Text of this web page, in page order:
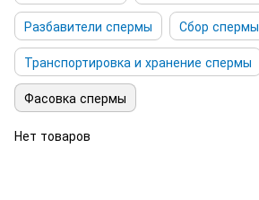
Разбавители спермы
Сбор спермы
Транспортировка и хранение спермы
Фасовка спермы
Нет товаров